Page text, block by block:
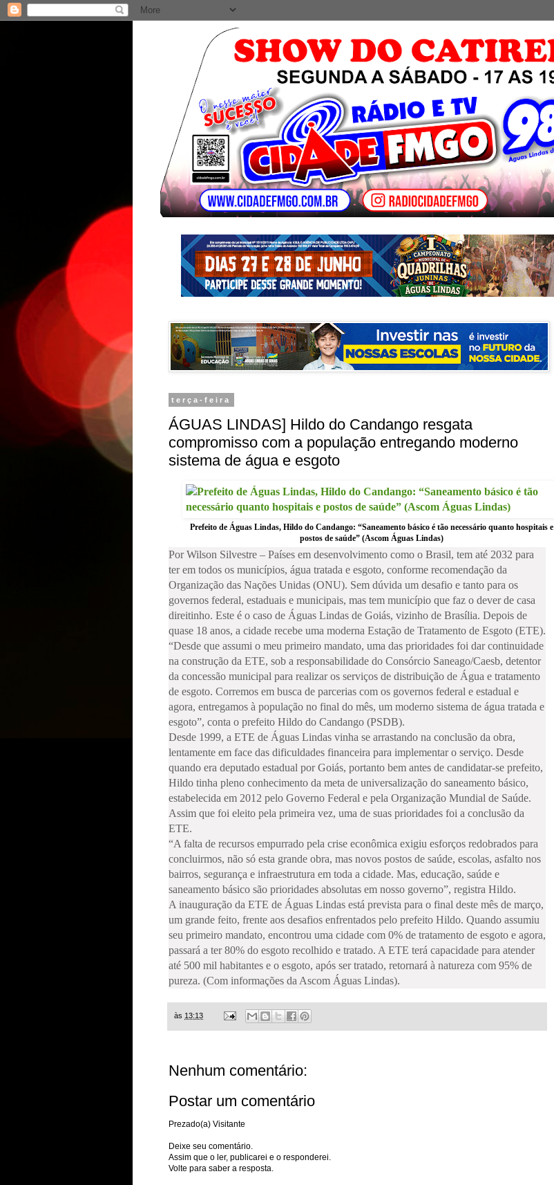
terça-feira
ÁGUAS LINDAS] Hildo do Candango resgata
compromisso com a população entregando moderno
sistema de água e esgoto
Prefeito de Águas Lindas, Hildo do Candango: “Saneamento básico é tão necessário quanto hospitais e
postos de saúde” (Ascom Águas Lindas)
Por Wilson Silvestre – Países em desenvolvimento como o Brasil, tem até 2032 para
ter em todos os municípios, água tratada e esgoto, conforme recomendação da
Organização das Nações Unidas (ONU). Sem dúvida um desafio e tanto para os
governos federal, estaduais e municipais, mas tem município que faz o dever de casa
direitinho. Este é o caso de Águas Lindas de Goiás, vizinho de Brasília. Depois de
quase 18 anos, a cidade recebe uma moderna Estação de Tratamento de Esgoto (ETE).
“Desde que assumi o meu primeiro mandato, uma das prioridades foi dar continuidade
na construção da ETE, sob a responsabilidade do Consórcio Saneago/Caesb, detentor
da concessão municipal para realizar os serviços de distribuição de Água e tratamento
de esgoto. Corremos em busca de parcerias com os governos federal e estadual e
agora, entregamos à população no final do mês, um moderno sistema de água tratada e
esgoto”, conta o prefeito Hildo do Candango (PSDB).
Desde 1999, a ETE de Águas Lindas vinha se arrastando na conclusão da obra,
lentamente em face das dificuldades financeira para implementar o serviço. Desde
quando era deputado estadual por Goiás, portanto bem antes de candidatar-se prefeito,
Hildo tinha pleno conhecimento da meta de universalização do saneamento básico,
estabelecida em 2012 pelo Governo Federal e pela Organização Mundial de Saúde.
Assim que foi eleito pela primeira vez, uma de suas prioridades foi a conclusão da
ETE.
“A falta de recursos empurrado pela crise econômica exigiu esforços redobrados para
concluirmos, não só esta grande obra, mas novos postos de saúde, escolas, asfalto nos
bairros, segurança e infraestrutura em toda a cidade. Mas, educação, saúde e
saneamento básico são prioridades absolutas em nosso governo”, registra Hildo.
A inauguração da ETE de Águas Lindas está prevista para o final deste mês de março,
um grande feito, frente aos desafios enfrentados pelo prefeito Hildo. Quando assumiu
seu primeiro mandato, encontrou uma cidade com 0% de tratamento de esgoto e agora,
passará a ter 80% do esgoto recolhido e tratado. A ETE terá capacidade para atender
até 500 mil habitantes e o esgoto, após ser tratado, retornará à natureza com 95% de
pureza. (Com informações da Ascom Águas Lindas).
às 13:13
Nenhum comentário:
Postar um comentário
Prezado(a) Visitante
Deixe seu comentário.
Assim que o ler, publicarei e o responderei.
Volte para saber a resposta.